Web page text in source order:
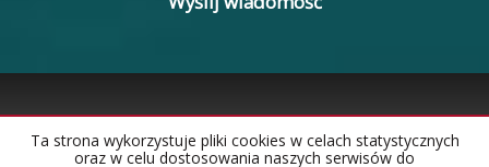
Strona główna Notatnik Kontakt
Ta strona wykorzystuje pliki cookies w celach statystycznych
oraz w celu dostosowania naszych serwisów do